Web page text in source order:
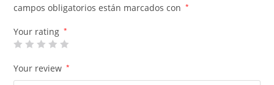
campos obligatorios están marcados con
*
Your rating *
Your review *